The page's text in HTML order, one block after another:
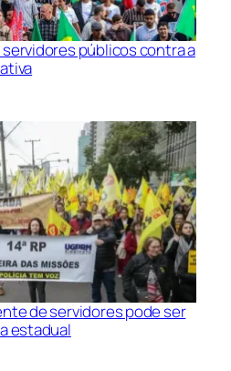
públicos contra a
de servidores pode ser
estadual